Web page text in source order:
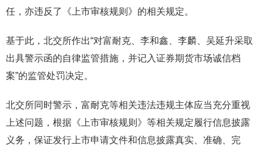
任，亦违反了《上市审核规则》的相关规定。
基于此，北交所作出“对富耐克、李和鑫、李麟、吴延升采取
出具警示函的自律监管措施，并记入证券期货市场诚信档
案”的监管处罚决定。
北交所同时警示，富耐克等相关违法违规主体应当充分重视
上述问题，根据《上市审核规则》等相关规定履行信息披露
义务，保证发行上市申请文件和信息披露真实、准确、完